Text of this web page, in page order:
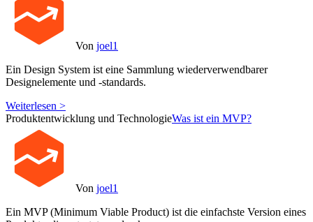
Von joel1
Ein Design System ist eine Sammlung wiederverwendbarer
Designelemente und -standards.
Weiterlesen >
Produktentwicklung und TechnologieWas ist ein MVP?
Von joel1
Ein MVP (Minimum Viable Product) ist die einfachste Version eines